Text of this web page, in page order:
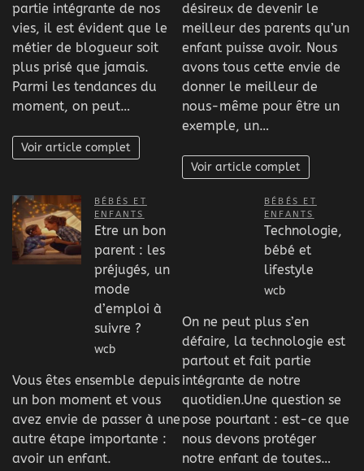
partie intégrante de nos
vies, il est évident que le
métier de blogueur soit
plus prisé que jamais.
Parmi les tendances du
moment, on peut…
Voir article complet
désireux de devenir le
meilleur des parents qu’un
enfant puisse avoir. Nous
avons tous cette envie de
donner le meilleur de
nous-même pour être un
exemple, un…
Voir article complet
BÉBÉS ET
ENFANTS
Etre un bon
parent : les
préjugés, un
mode
d’emploi à
suivre ?
wcb
Vous êtes ensemble depuis
un bon moment et vous
avez envie de passer à une
autre étape importante :
avoir un enfant.
BÉBÉS ET
ENFANTS
Technologie,
bébé et
lifestyle
wcb
On ne peut plus s’en
défaire, la technologie est
partout et fait partie
intégrante de notre
quotidien.Une question se
pose pourtant : est-ce que
nous devons protéger
notre enfant de toutes…